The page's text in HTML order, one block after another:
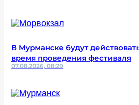
В Мурманске будут
время проведения фестиваля
07.08.2026, 08:29